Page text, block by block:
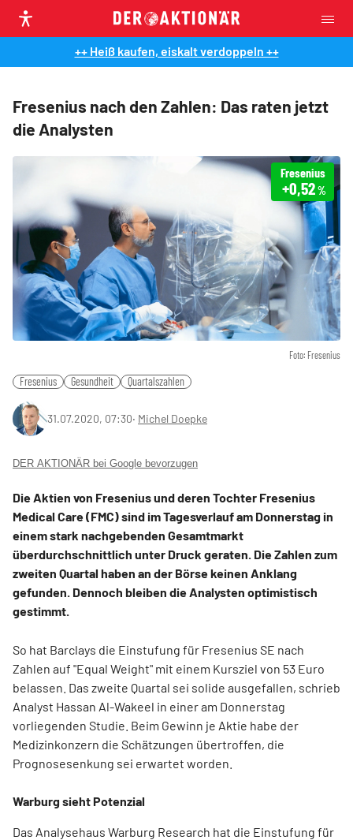
++ Heiß kaufen, eiskalt verdoppeln ++
Fresenius nach den Zahlen: Das raten jetzt
die Analysten
Foto: Fresenius
Fresenius
+0,52%
Fresenius Gesundheit Quartalszahlen
31.07.2020, 07:30‧ Michel Doepke
DER AKTIONÄR bei Google bevorzugen
Die Aktien von Fresenius und deren Tochter Fresenius
Medical Care (FMC) sind im Tagesverlauf am Donnerstag in
einem stark nachgebenden Gesamtmarkt
überdurchschnittlich unter Druck geraten. Die Zahlen zum
zweiten Quartal haben an der Börse keinen Anklang
gefunden. Dennoch bleiben die Analysten optimistisch
gestimmt.
So hat Barclays die Einstufung für Fresenius SE nach
Zahlen auf "Equal Weight" mit einem Kursziel von 53 Euro
belassen. Das zweite Quartal sei solide ausgefallen, schrieb
Analyst Hassan Al-Wakeel in einer am Donnerstag
vorliegenden Studie. Beim Gewinn je Aktie habe der
Medizinkonzern die Schätzungen übertroffen, die
Prognosesenkung sei erwartet worden.
Warburg sieht Potenzial
Das Analysehaus Warburg Research hat die Einstufung für